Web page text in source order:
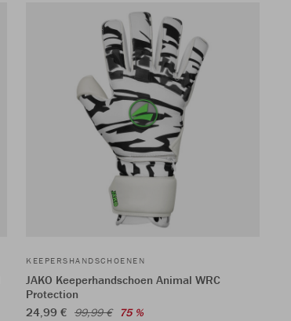
KEEPERSHANDSCHOENEN
JAKO Keeperhandschoen Animal WRC
Protection
24,99 € 99,99 € 75 %